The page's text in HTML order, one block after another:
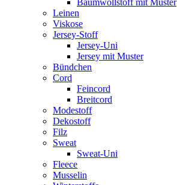
Leinen
Viskose
Jersey-Stoff
Jersey-Uni
Jersey mit Muster
Bündchen
Cord
Feincord
Breitcord
Modestoff
Dekostoff
Filz
Sweat
Sweat-Uni
Fleece
Musselin